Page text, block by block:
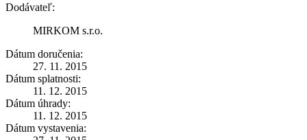
Dodávateľ:
MIRKOM s.r.o.
Dátum doručenia:
27. 11. 2015
Dátum splatnosti:
11. 12. 2015
Dátum úhrady:
11. 12. 2015
Dátum vystavenia: